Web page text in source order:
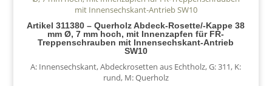
Artikel 311380 – Querholz Abdeck-Rosette/-Kappe 38
mm Ø, 7 mm hoch, mit Innenzapfen für FR-
Treppenschrauben mit Innensechskant-Antrieb
SW10
A: Innensechskant,Abdeckrosetten aus Echtholz,G: 311, K:
rund, M: Querholz